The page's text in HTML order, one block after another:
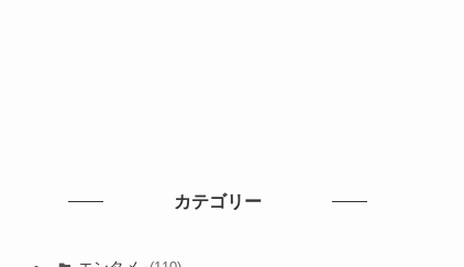
カテゴリー